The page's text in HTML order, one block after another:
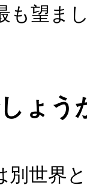
も望ま
ょう
別世界